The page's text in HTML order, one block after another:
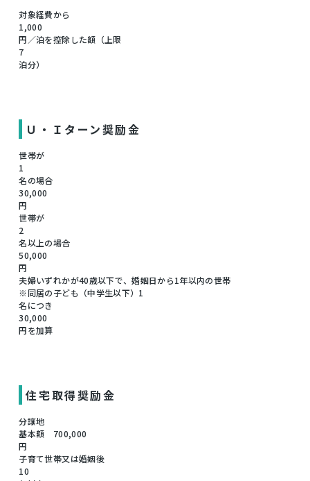
対象経費から
1,000
円／泊を控除した額（上限
7
泊分）
Ｕ・Ｉターン奨励金
世帯が
1
名の場合
30,000
円
世帯が
2
名以上の場合
50,000
円
夫婦いずれかが40歳以下で、婚姻日から1年以内の世帯
※同居の子ども（中学生以下）1
名につき
30,000
円を加算
住宅取得奨励金
分譲地
基本額 700,000
円
子育て世帯又は婚姻後
10